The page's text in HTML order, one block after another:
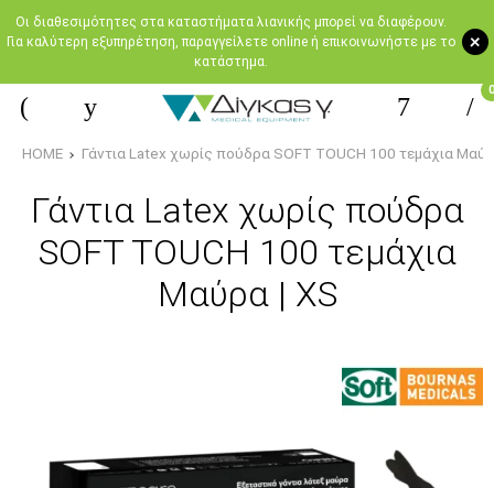
+
Oι διαθεσιμότητες στα καταστήματα λιανικής μπορεί να διαφέρουν.
Για καλύτερη εξυπηρέτηση, παραγγείλετε online ή επικοινωνήστε με το
κατάστημα.
0
HOME Γάντια Latex χωρίς πούδρα SOFT TOUCH 100 τεμάχια
Γάντια Latex χωρίς πούδρα
SOFT TOUCH 100 τεμάχια
Μαύρα | XS